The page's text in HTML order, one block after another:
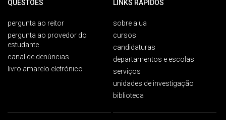
QUESTÕES
pergunta ao reitor
pergunta ao provedor do
estudante
canal de denúncias
livro amarelo eletrónico
LINKS RÁPIDOS
sobre a ua
cursos
candidaturas
departamentos e escolas
serviços
unidades de investigação
biblioteca